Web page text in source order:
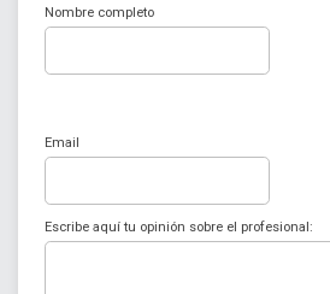
Nombre completo
Email
Escribe aquí tu opinión sobre el profesional: